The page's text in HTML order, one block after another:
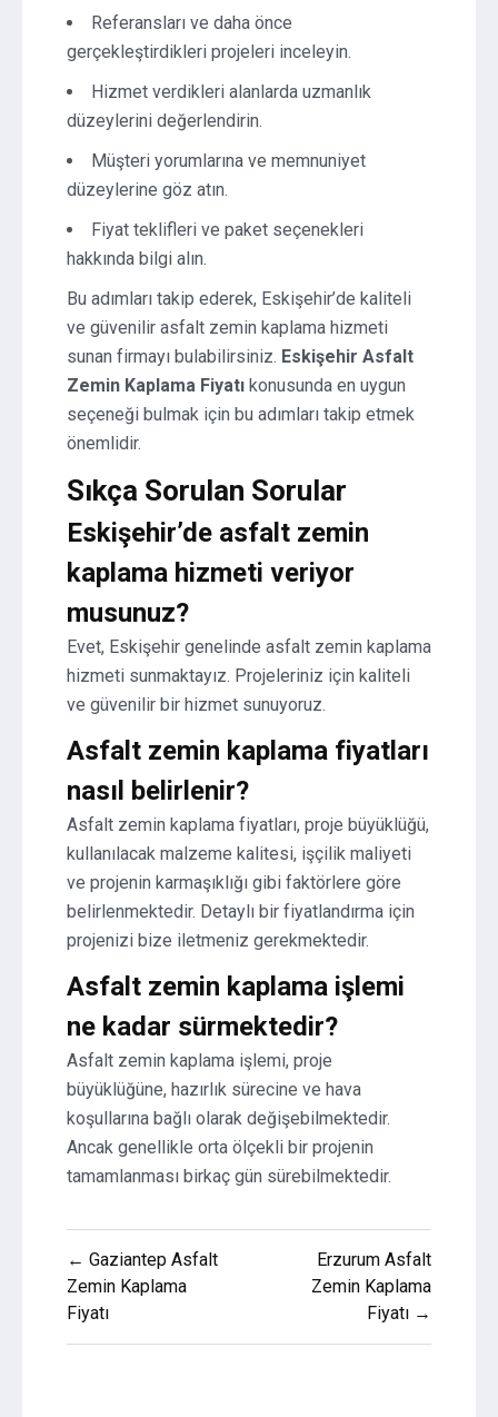
Referansları ve daha önce
gerçekleştirdikleri projeleri inceleyin.
Hizmet verdikleri alanlarda uzmanlık
düzeylerini değerlendirin.
Müşteri yorumlarına ve memnuniyet
düzeylerine göz atın.
Fiyat teklifleri ve paket seçenekleri
hakkında bilgi alın.
Bu adımları takip ederek, Eskişehir’de kaliteli
ve güvenilir asfalt zemin kaplama hizmeti
sunan firmayı bulabilirsiniz. Eskişehir Asfalt
Zemin Kaplama Fiyatı konusunda en uygun
seçeneği bulmak için bu adımları takip etmek
önemlidir.
Sıkça Sorulan Sorular
Eskişehir’de asfalt zemin
kaplama hizmeti veriyor
musunuz?
Evet, Eskişehir genelinde asfalt zemin kaplama
hizmeti sunmaktayız. Projeleriniz için kaliteli
ve güvenilir bir hizmet sunuyoruz.
Asfalt zemin kaplama fiyatları
nasıl belirlenir?
Asfalt zemin kaplama fiyatları, proje büyüklüğü,
kullanılacak malzeme kalitesi, işçilik maliyeti
ve projenin karmaşıklığı gibi faktörlere göre
belirlenmektedir. Detaylı bir fiyatlandırma için
projenizi bize iletmeniz gerekmektedir.
Asfalt zemin kaplama işlemi
ne kadar sürmektedir?
Asfalt zemin kaplama işlemi, proje
büyüklüğüne, hazırlık sürecine ve hava
koşullarına bağlı olarak değişebilmektedir.
Ancak genellikle orta ölçekli bir projenin
tamamlanması birkaç gün sürebilmektedir.
Yazı
gezinmesi
← Gaziantep Asfalt
Zemin Kaplama
Fiyatı
Erzurum Asfalt
Zemin Kaplama
Fiyatı →